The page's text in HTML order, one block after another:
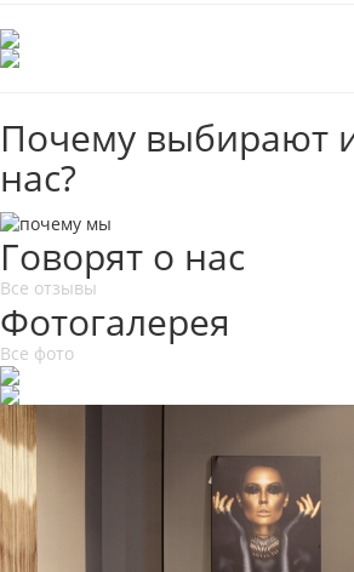
Почему выбирают
нас?
Говорят о нас
Все отзывы
Фотогалерея
Все фото